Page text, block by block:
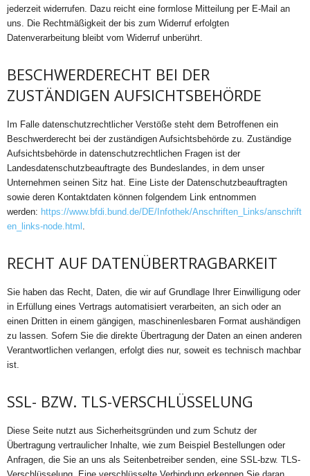
jederzeit widerrufen. Dazu reicht eine formlose Mitteilung per E-Mail an
uns. Die Rechtmäßigkeit der bis zum Widerruf erfolgten
Datenverarbeitung bleibt vom Widerruf unberührt.
BESCHWERDERECHT BEI DER
ZUSTÄNDIGEN AUFSICHTSBEHÖRDE
Im Falle datenschutzrechtlicher Verstöße steht dem Betroffenen ein
Beschwerderecht bei der zuständigen Aufsichtsbehörde zu. Zuständige
Aufsichtsbehörde in datenschutzrechtlichen Fragen ist der
Landesdatenschutzbeauftragte des Bundeslandes, in dem unser
Unternehmen seinen Sitz hat. Eine Liste der Datenschutzbeauftragten
sowie deren Kontaktdaten können folgendem Link entnommen
werden: https://www.bfdi.bund.de/DE/Infothek/Anschriften_Links/anschrift
en_links-node.html .
RECHT AUF DATENÜBERTRAGBARKEIT
Sie haben das Recht, Daten, die wir auf Grundlage Ihrer Einwilligung oder
in Erfüllung eines Vertrags automatisiert verarbeiten, an sich oder an
einen Dritten in einem gängigen, maschinenlesbaren Format aushändigen
zu lassen. Sofern Sie die direkte Übertragung der Daten an einen anderen
Verantwortlichen verlangen, erfolgt dies nur, soweit es technisch machbar
ist.
SSL- BZW. TLS-VERSCHLÜSSELUNG
Diese Seite nutzt aus Sicherheitsgründen und zum Schutz der
Übertragung vertraulicher Inhalte, wie zum Beispiel Bestellungen oder
Anfragen, die Sie an uns als Seitenbetreiber senden, eine SSL-bzw. TLS-